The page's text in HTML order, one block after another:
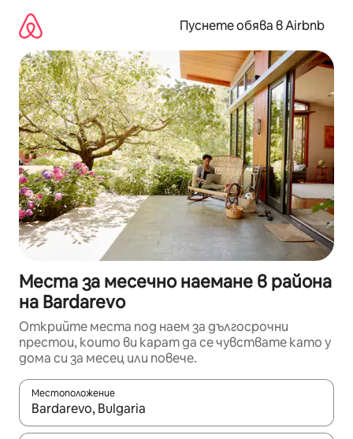
съдържанието
Пуснете обява в Airbnb
Места за месечно наемане в района
на Bardarevo
Открийте места под наем за дългосрочни
престои, които ви карат да се чувствате като у
дома си за месец или повече.
Местоположение
Когато резултатите се покажат, използвайте